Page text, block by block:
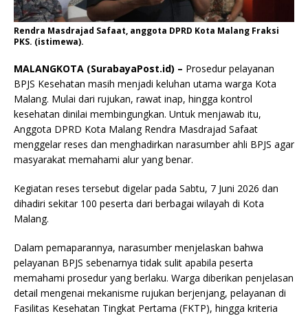
Rendra Masdrajad Safaat, anggota DPRD Kota Malang Fraksi
PKS. (istimewa).
MALANGKOTA (SurabayaPost.id) – Prosedur pelayanan
BPJS Kesehatan masih menjadi keluhan utama warga Kota
Malang. Mulai dari rujukan, rawat inap, hingga kontrol
kesehatan dinilai membingungkan. Untuk menjawab itu,
Anggota DPRD Kota Malang Rendra Masdrajad Safaat
menggelar reses dan menghadirkan narasumber ahli BPJS agar
masyarakat memahami alur yang benar.
Kegiatan reses tersebut digelar pada Sabtu, 7 Juni 2026 dan
dihadiri sekitar 100 peserta dari berbagai wilayah di Kota
Malang.
Dalam pemaparannya, narasumber menjelaskan bahwa
pelayanan BPJS sebenarnya tidak sulit apabila peserta
memahami prosedur yang berlaku. Warga diberikan penjelasan
detail mengenai mekanisme rujukan berjenjang, pelayanan di
Fasilitas Kesehatan Tingkat Pertama (FKTP), hingga kriteria